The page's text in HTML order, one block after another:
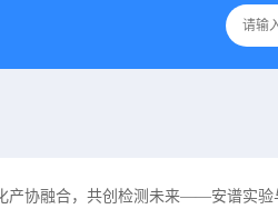
产协融合，共创检测未来——安谱实验